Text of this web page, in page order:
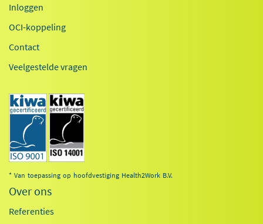
Inloggen
OCI-koppeling
Contact
Veelgestelde vragen
* Van toepassing op hoofdvestiging Health2Work B.V.
Over ons
Referenties